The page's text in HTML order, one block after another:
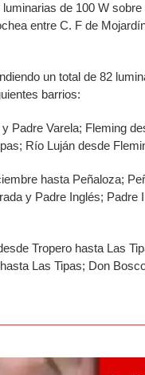
de 100 W
entre C. F de
un total de 82
barrios:
Padre Varela; Fleming
Río Luján desde
hasta Peñaloza;
y Padre Inglés; Padre
Tropero hasta Las
Las Tipas; Don